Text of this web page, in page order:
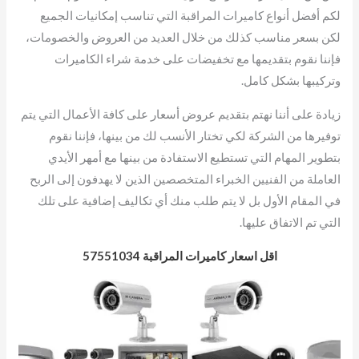
لكم أفضل أنواع كاميرات المراقبة التي تناسب إمكانيات الجميع
لكن بسعر مناسب كذلك من خلال العديد من العروض والخصومات،
فإننا نقوم بتقديمها مع تخفيضات على خدمة شراء الكاميرات
وتركيبها بشكل كامل.
زيادة على أننا نهتم بتقديم عروض أسعار على كافة الأعمال التي يتم
توفيرها من الشركة لكي تختار الأنسب لك من بينها، فإننا نقوم
بتطوير المهام التي تستطيع الاستفادة من بينها مع أمهر الأيدي
العاملة من الفنيين الخبراء المتخصصين الذين لا يهدفون إلى الربح
في المقام الأول بل لا يتم طلب منك أي تكاليف إضافية على تلك
التي تم الاتفاق عليها.
اقل اسعار كاميرات المراقبة 57551034